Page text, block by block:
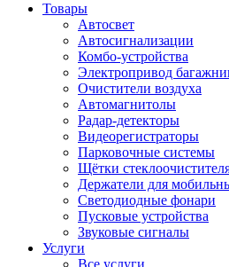
Товары
Автосвет
Автосигнализации
Комбо-устройства
Электропривод
Очистители воздуха
Автомагнитолы
Радар-детекторы
Видеорегистраторы
Парковочные системы
Щётки
Держатели для
Светодиодные фонари
Пусковые устройства
Звуковые сигналы
Услуги
Все услуги